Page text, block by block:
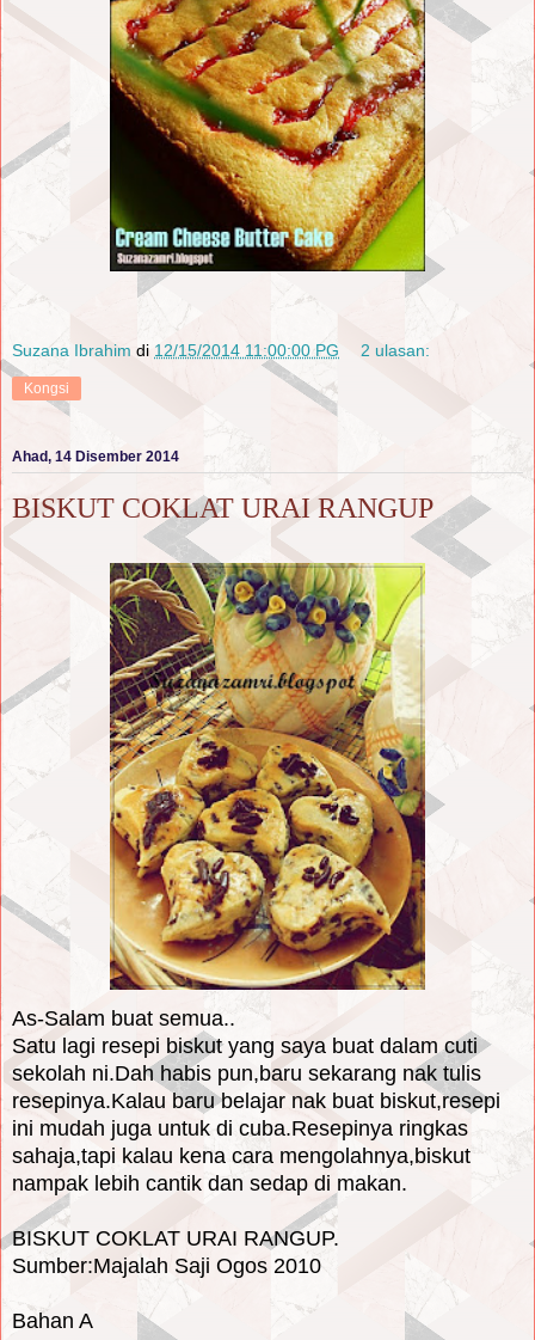
Suzana Ibrahim di 12/15/2014 11:00:00 PG 2 ulasan:
Kongsi
Ahad, 14 Disember 2014
BISKUT COKLAT URAI RANGUP
As-Salam buat semua..
Satu lagi resepi biskut yang saya buat dalam cuti
sekolah ni.Dah habis pun,baru sekarang nak tulis
resepinya.Kalau baru belajar nak buat biskut,resepi
ini mudah juga untuk di cuba.Resepinya ringkas
sahaja,tapi kalau kena cara mengolahnya,biskut
nampak lebih cantik dan sedap di makan.
BISKUT COKLAT URAI RANGUP.
Sumber:Majalah Saji Ogos 2010
Bahan A